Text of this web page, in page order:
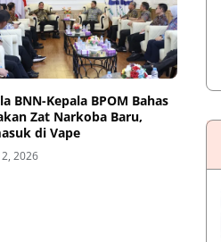
BNN-Kepala BPOM Bahas
Zat Narkoba Baru,
di Vape
2026